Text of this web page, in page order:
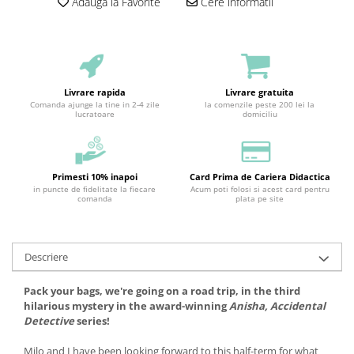
Livrare rapida
Comanda ajunge la tine in 2-4 zile
lucratoare
Livrare gratuita
la comenzile peste 200 lei la
domiciliu
Primesti 10% inapoi
in puncte de fidelitate la fiecare
comanda
Card Prima de Cariera Didactica
Acum poti folosi si acest card pentru
plata pe site
Descriere
Pack your bags, we're going on a road trip, in the third
hilarious mystery in the award-winningAnisha, Accidental
Detectiveseries!
Milo and I have been looking forward to this half-term for what